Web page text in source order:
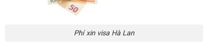
Phí xin visa Hà Lan